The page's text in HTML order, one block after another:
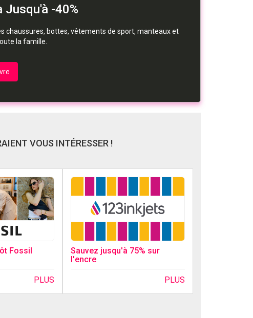
Jusqu'à -40%
chaussures, bottes, vêtements de sport, manteaux et
la famille.
VOUS INTÉRESSER !
Fossil
PLUS
Sauvez jusqu'à 75% sur
l'encre
PLUS